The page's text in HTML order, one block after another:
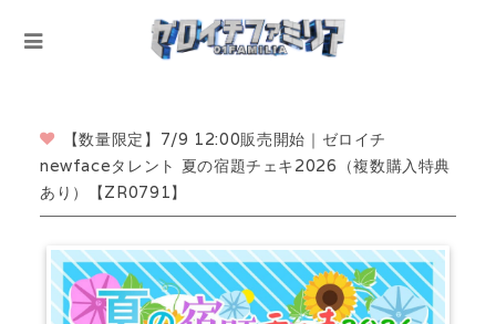
【数量限定】7/9 12:00販売開始｜ゼロイチ
newfaceタレント 夏の宿題チェキ2026（複数購入特典
あり）【ZR0791】